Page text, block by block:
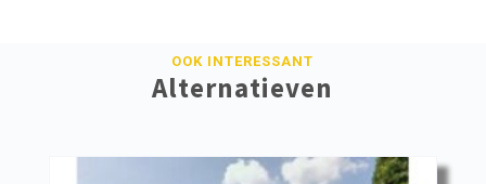
OOK INTERESSANT
Alternatieven